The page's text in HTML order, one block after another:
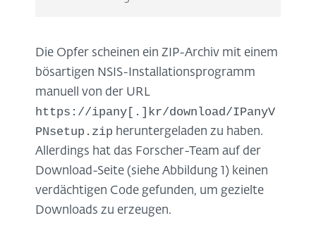
Die Opfer scheinen ein ZIP-Archiv mit einem
bösartigen NSIS-Installationsprogramm
manuell von der URL
https://ipany[.]kr/download/IPanyV
PNsetup.zip heruntergeladen zu haben.
Allerdings hat das Forscher-Team auf der
Download-Seite (siehe Abbildung 1) keinen
verdächtigen Code gefunden, um gezielte
Downloads zu erzeugen.